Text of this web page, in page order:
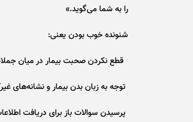
را به شما می‌گوید.»
شنونده خوب بودن یعنی:
قطع نکردن صحبت بیمار در میان
توجه به زبان بدن بیمار و نشانه‌های
پرسیدن سوالات باز برای دریافت